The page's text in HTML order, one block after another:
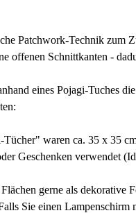
Patchwork-Technik zum
offenen Schnittkanten -
eines Pojagi-Tuches
waren ca. 35 x 35
Geschenken verwendet
gerne als dekorative
Sie einen